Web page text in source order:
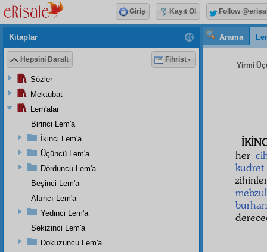
Arama
Yirmi
her
burhan
Kitaplar
Hepsini Daralt Fihrist
Sözler
Mektubat
Lem'alar
Birinci Lem'a
İkinci Lem'a
Üçüncü Lem'a
Dördüncü Lem'a
Beşinci Lem'a
Altıncı Lem'a
Yedinci Lem'a
Sekizinci Lem'a
Dokuzuncu Lem'a
Giriş Kayıt Ol Follow